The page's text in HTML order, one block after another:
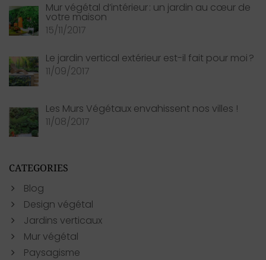
Mur végétal d’intérieur : un jardin au cœur de
votre maison
15/11/2017
Le jardin vertical extérieur est-il fait pour moi ?
11/09/2017
Les Murs Végétaux envahissent nos villes !
11/08/2017
CATEGORIES
Blog
Design végétal
Jardins verticaux
Mur végétal
Paysagisme